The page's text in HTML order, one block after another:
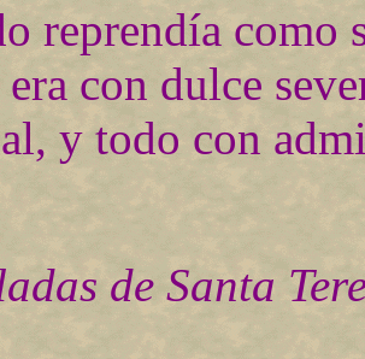
reprendía como
era con dulce
y todo con
de Santa